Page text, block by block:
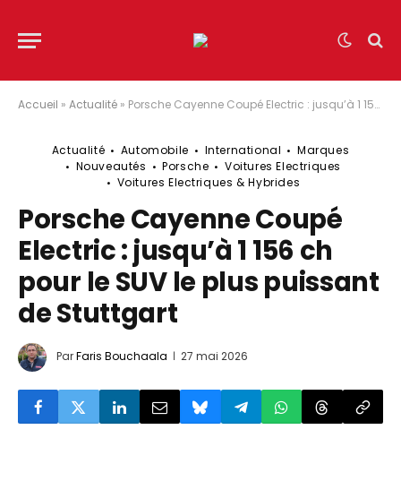
Accueil » Actualité » Porsche Cayenne Coupé Electric : jusqu’à 1 156 ch pour le SUV le plus puissant de Stuttgart
Actualité Automobile International
Marques
Nouveautés
Porsche
Voitures Electriques
Voitures Electriques & Hybrides
Porsche Cayenne Coupé
Electric : jusqu’à 1 156 ch
pour le SUV le plus puissant
de Stuttgart
ParFaris Bouchaala 27 mai 2026